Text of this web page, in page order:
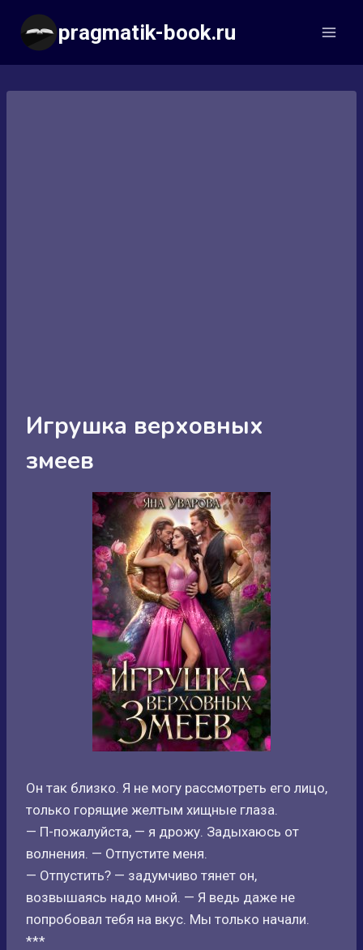
Перейти
содержимому
pragmatik-book.ru
Игрушка верховных
змеев
Он так близко. Я не могу рассмотреть его лицо,
только горящие желтым хищные глаза.
— П-пожалуйста, — я дрожу. Задыхаюсь от
волнения. — Отпустите меня.
— Отпустить? — задумчиво тянет он,
возвышаясь надо мной. — Я ведь даже не
попробовал тебя на вкус. Мы только начали.
***